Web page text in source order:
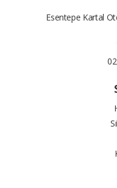
Esentepe Kartal